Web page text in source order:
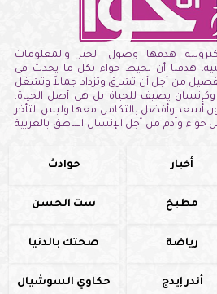
هدفها وصول الخبر والمعلومات
هدفنا أن نحيط حواء بكل ما يحدث فى
من أجل أن تشرق وتزداد جمالاً وتشغل
وكإنسان يضيف للحياة بل هى أصل الحياة.
أسعد وأفضل بالتكامل معها وليس التأخر
وآدم من أجل الإنسان الناطق بالعربية
أخبار حوادث
مطبخ ست الحسن
رياضة صحتك بالدنيا
أندر إيدج حكاوي السوشيال